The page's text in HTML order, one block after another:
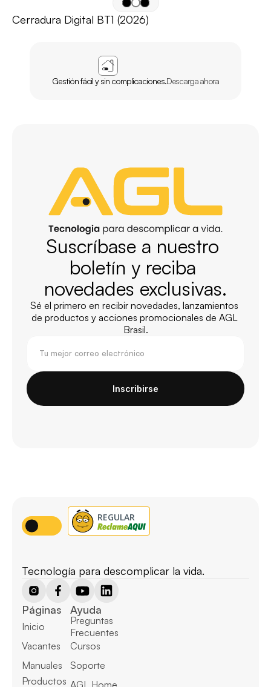
Cerradura Digital BT1 (2026)
Gestión fácil y sin complicaciones.Descarga ahora
Suscríbase a nuestro
boletín y reciba
novedades exclusivas.
Sé el primero en recibir novedades, lanzamientos
de productos y acciones promocionales de AGL
Brasil.
Inscribirse
Tecnología para descomplicar la vida.
Páginas
Inicio
Vacantes
Manuales
Productos
Ayuda
Preguntas
Frecuentes
Cursos
Soporte
AGL Home